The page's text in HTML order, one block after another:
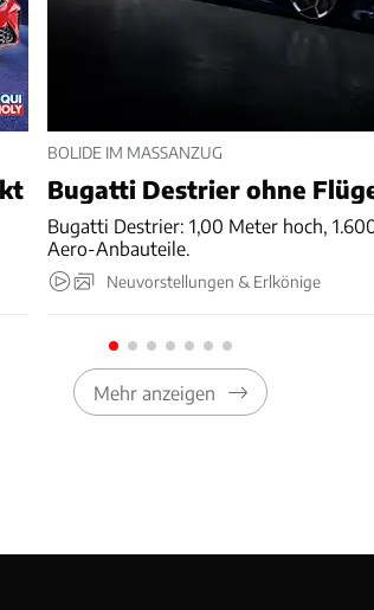
BOLIDE IM MASSANZUG
Bugatti Destrier ohne
Bugatti Destrier: 1,00 Meter hoch,
Aero-Anbauteile.
Neuvorstellungen & Erlkönige
Mehr anzeigen